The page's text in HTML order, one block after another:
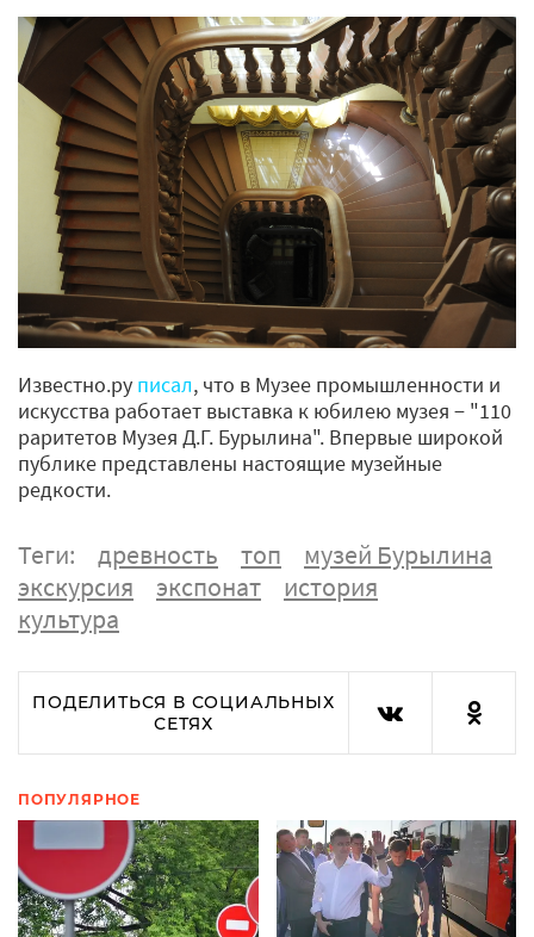
Известно.ру писал, что в Музее промышленности и
искусства работает выставка к юбилею музея − "110
раритетов Музея Д.Г. Бурылина". Впервые широкой
публике представлены настоящие музейные
редкости.
Теги: древность топ
музей Бурылина
экскурсия
экспонат
история
культура
ПОДЕЛИТЬСЯ В СОЦИАЛЬНЫХ
СЕТЯХ
ПОПУЛЯРНОЕ